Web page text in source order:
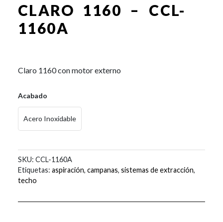
CLARO 1160 – CCL-
1160A
Claro 1160 con motor externo
Acabado
Acero Inoxidable
SKU: CCL-1160A
Etiquetas: aspiración, campanas, sistemas de extracción,
techo